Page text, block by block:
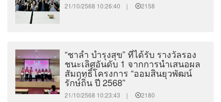
21/10/2568 10:26:40 | 2158
“ชาลำ บำรุงสุข” ที่ได้รับ รางวัลรอง
ชนะเลิศอันดับ 1 จากการนำเสนอผล
สัมฤทธิ์โครงการ “ออมสินยุวพัฒน์
รักษ์ถิ่น ปี 2568”
21/10/2568 10:23:43 | 2180